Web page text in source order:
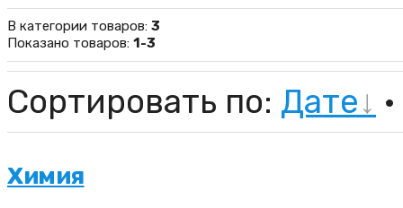
В категории товаров: 3
Показано товаров: 1-3
Сортировать по: Дате ·
Химия